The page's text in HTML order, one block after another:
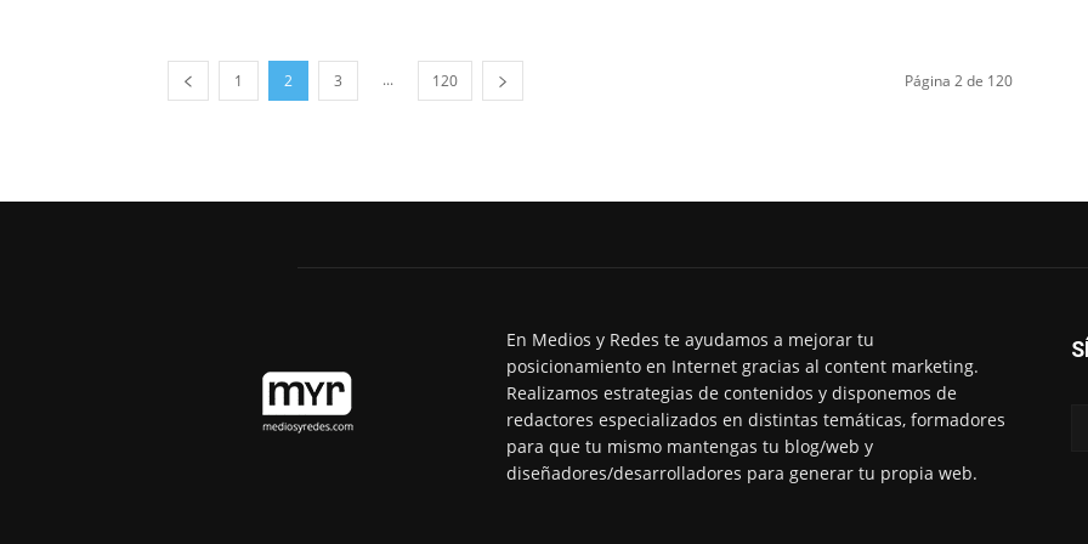
1 2 3 ... 120 Página 2 de 120
En Medios y Redes te ayudamos a mejorar tu
posicionamiento en Internet gracias al content marketing.
Realizamos estrategias de contenidos y disponemos de
redactores especializados en distintas temáticas, formadores
para que tu mismo mantengas tu blog/web y
diseñadores/desarrolladores para generar tu propia web.